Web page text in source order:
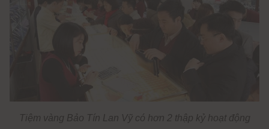
Tiệm vàng Bảo Tín Lan Vỹ có hơn 2 thập kỷ hoạt động